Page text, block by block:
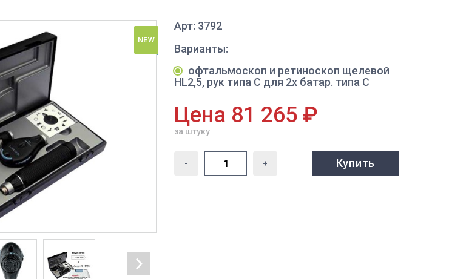
NEW
Арт: 3792
Варианты:
офтальмоскоп и ретиноскоп щелевой
HL2,5, рук типа С для 2х батар. типа С
Цена 81 265 ₽
за штуку
- + Купить